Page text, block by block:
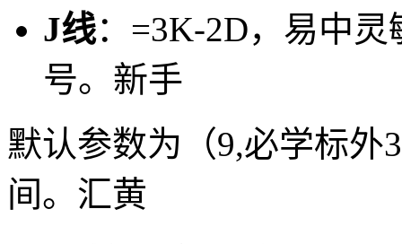
J线：=3K-2D，易中灵
号。新手
默认参数为（9,必学标外
间。汇黄